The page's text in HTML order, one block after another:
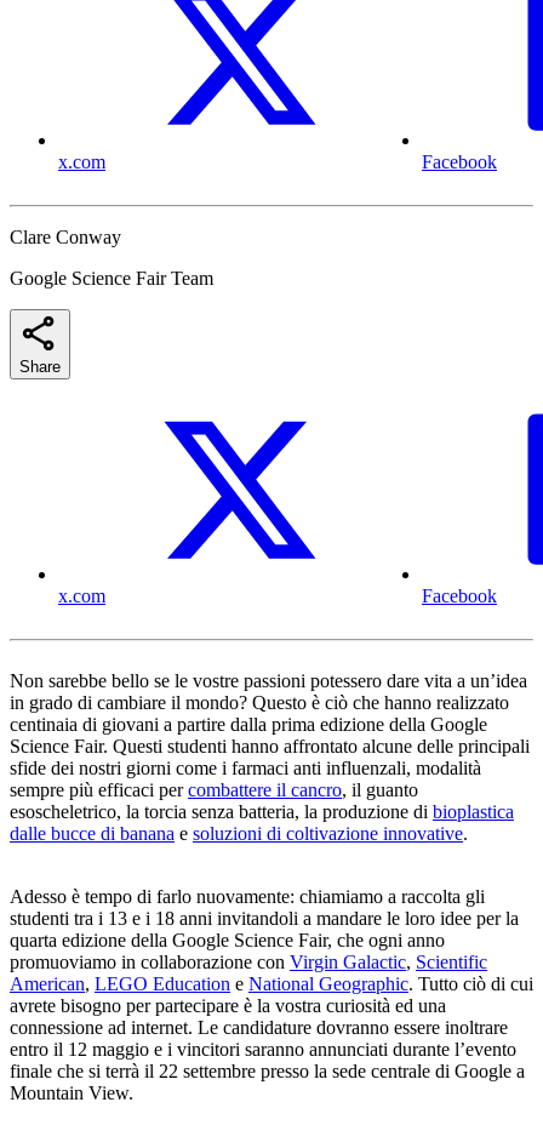
x.com Facebook
Clare Conway
Google Science Fair Team
Share
x.com Facebook
Non sarebbe bello se le vostre passioni potessero dare vita a un’idea
in grado di cambiare il mondo? Questo è ciò che hanno realizzato
centinaia di giovani a partire dalla prima edizione della Google
Science Fair. Questi studenti hanno affrontato alcune delle principali
sfide dei nostri giorni come i farmaci anti influenzali, modalità
sempre più efficaci percombattere il cancro, il guanto
esoscheletrico, la torcia senza batteria, la produzione di bioplastica
dalle bucce di banana e soluzioni di coltivazione innovative.
Adesso è tempo di farlo nuovamente: chiamiamo a raccolta gli
studenti tra i 13 e i 18 anni invitandoli a mandare le loro idee per la
quarta edizione della Google Science Fair, che ogni anno
promuoviamo in collaborazione con Virgin Galactic, Scientific
American, LEGO Education e National Geographic. Tutto ciò di cui
avrete bisogno per partecipare è la vostra curiosità ed una
connessione ad internet. Le candidature dovranno essere inoltrare
entro il 12 maggio e i vincitori saranno annunciati durante l’evento
finale che si terrà il 22 settembre presso la sede centrale di Google a
Mountain View.